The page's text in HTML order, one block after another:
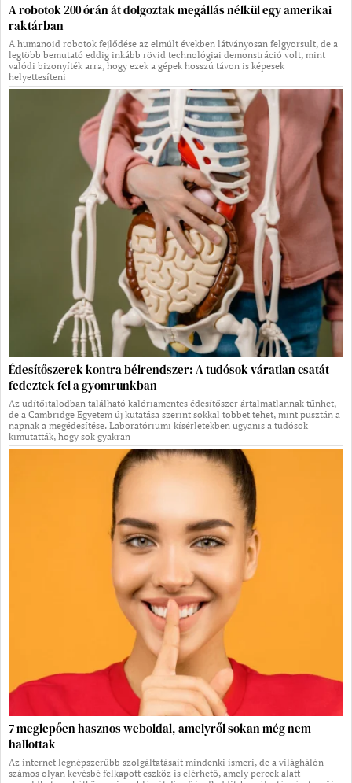
A robotok 200 órán át dolgoztak megállás nélkül egy amerikai
raktárban
A humanoid robotok fejlődése az elmúlt években látványosan felgyorsult, de a
legtöbb bemutató eddig inkább rövid technológiai demonstráció volt, mint
valódi bizonyíték arra, hogy ezek a gépek hosszú távon is képesek
helyettesíteni
Édesítőszerek kontra bélrendszer: A tudósok váratlan csatát
fedeztek fel a gyomrunkban
Az üdítőitalodban található kalóriamentes édesítőszer ártalmatlannak tűnhet,
de a Cambridge Egyetem új kutatása szerint sokkal többet tehet, mint pusztán a
napnak a megédesítése. Laboratóriumi kísérletekben ugyanis a tudósok
kimutatták, hogy sok gyakran
7 meglepően hasznos weboldal, amelyről sokan még nem
hallottak
Az internet legnépszerűbb szolgáltatásait mindenki ismeri, de a világhálón
számos olyan kevésbé felkapott eszköz is elérhető, amely percek alatt